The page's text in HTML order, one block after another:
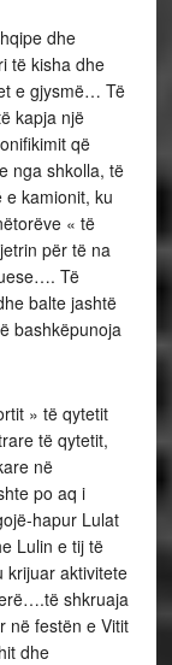
dhe
të kisha dhe
e gjysmë… Të
kapja një
që
nga shkolla, të
kamionit, ku
« të
për të na
Të
balte jashtë
bashkëpunoja
» të qytetit
të qytetit,
në
po aq i
hapur Lulat
Lulin e tij të
aktivitete
shkruaja
në festën e Vitit
dhe